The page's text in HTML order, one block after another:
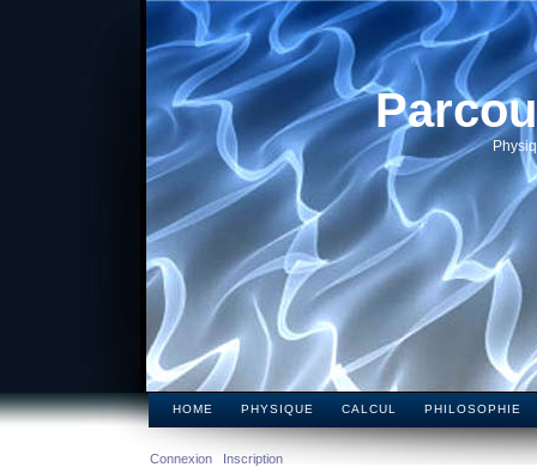
HOME PHYSIQUE CALCUL PHILOSOPHIE
Connexion Inscription